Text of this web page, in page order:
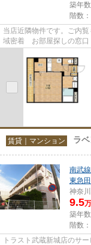
築年
階数
当店近隣物件です。ご内
域密着 お部屋探しの窓口
賃貸｜マンション ラ
南武線
東急
神奈
9.5
築年
階数
トラスト武蔵新城店のサ